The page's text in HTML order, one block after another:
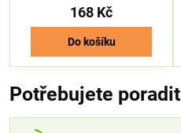
168 Kč
Do košíku
Potřebujete